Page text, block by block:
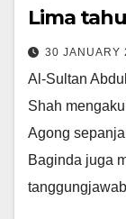
Lima
30 JANUARY
Al-Sultan
Shah
Agong
Baginda juga